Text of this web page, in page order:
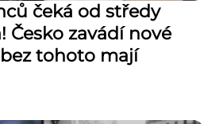
čeká od středy
Česko zavádí nové
tohoto mají